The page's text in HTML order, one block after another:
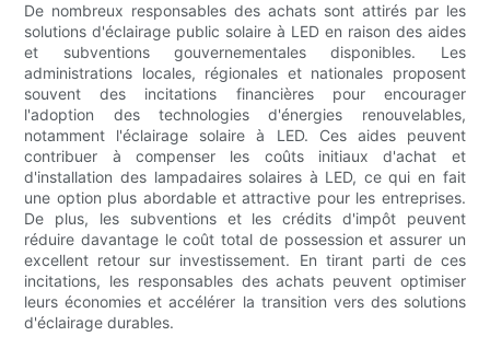
De nombreux responsables des achats sont attirés par les
solutions d'éclairage public solaire à LED en raison des aides
et subventions gouvernementales disponibles. Les
administrations locales, régionales et nationales proposent
souvent des incitations financières pour encourager
l'adoption des technologies d'énergies renouvelables,
notamment l'éclairage solaire à LED. Ces aides peuvent
contribuer à compenser les coûts initiaux d'achat et
d'installation des lampadaires solaires à LED, ce qui en fait
une option plus abordable et attractive pour les entreprises.
De plus, les subventions et les crédits d'impôt peuvent
réduire davantage le coût total de possession et assurer un
excellent retour sur investissement. En tirant parti de ces
incitations, les responsables des achats peuvent optimiser
leurs économies et accélérer la transition vers des solutions
d'éclairage durables.